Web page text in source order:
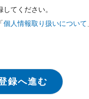
てください。
個人情報取り扱いについて
録へ進む